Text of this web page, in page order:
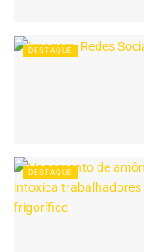
DESTAQUE
DESTAQUE